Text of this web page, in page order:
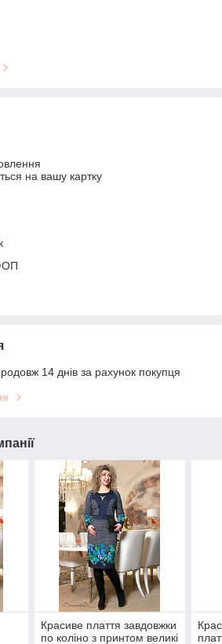
на вашу картку
14 днів за рахунок покупця
Красиве плаття завдовжки
по коліно з принтом великі